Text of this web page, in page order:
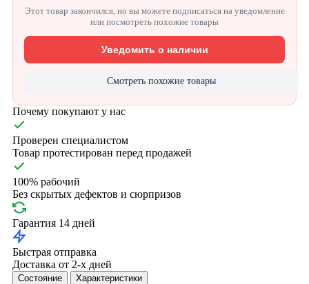
Этот товар закончился, но вы можете подписаться на уведомление
или посмотреть похожие товары
Уведомить о наличии
Смотреть похожие товары
Почему покупают у нас
Проверен специалистом
Товар протестирован перед продажей
100% рабочий
Без скрытых дефектов и сюрпризов
Гарантия 14 дней
Быстрая отправка
Доставка от 2-х дней
Состояние Характеристики